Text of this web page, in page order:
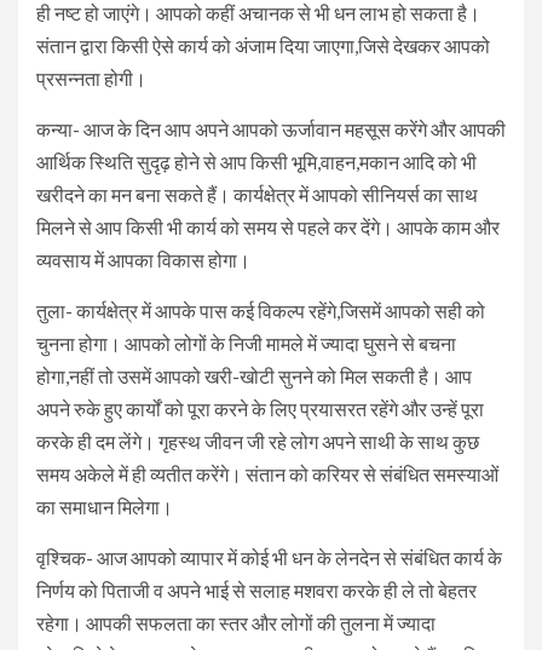
ही नष्ट हो जाएंगे। आपको कहीं अचानक से भी धन लाभ हो सकता है।
संतान द्वारा किसी ऐसे कार्य को अंजाम दिया जाएगा,जिसे देखकर आपको
प्रसन्नता होगी।
कन्या- आज के दिन आप अपने आपको ऊर्जावान महसूस करेंगे और आपकी
आर्थिक स्थिति सुदृढ़ होने से आप किसी भूमि,वाहन,मकान आदि को भी
खरीदने का मन बना सकते हैं। कार्यक्षेत्र में आपको सीनियर्स का साथ
मिलने से आप किसी भी कार्य को समय से पहले कर देंगे। आपके काम और
व्यवसाय में आपका विकास होगा।
तुला- कार्यक्षेत्र में आपके पास कई विकल्प रहेंगे,जिसमें आपको सही को
चुनना होगा। आपको लोगों के निजी मामले में ज्यादा घुसने से बचना
होगा,नहीं तो उसमें आपको खरी-खोटी सुनने को मिल सकती है। आप
अपने रुके हुए कार्यों को पूरा करने के लिए प्रयासरत रहेंगे और उन्हें पूरा
करके ही दम लेंगे। गृहस्थ जीवन जी रहे लोग अपने साथी के साथ कुछ
समय अकेले में ही व्यतीत करेंगे। संतान को करियर से संबंधित समस्याओं
का समाधान मिलेगा।
वृश्चिक- आज आपको व्यापार में कोई भी धन के लेनदेन से संबंधित कार्य के
निर्णय को पिताजी व अपने भाई से सलाह मशवरा करके ही ले तो बेहतर
रहेगा। आपकी सफलता का स्तर और लोगों की तुलना में ज्यादा